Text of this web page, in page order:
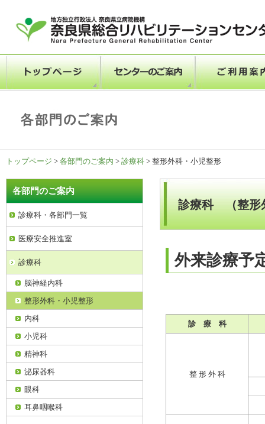
トップページ > 各部門のご案内 > 診療科 > 整形外科・小児整形
診療科 （整形
外来診療予
診 療 科
整 形 外 科
各部門のご案内
診療科・各部門一覧
医療安全推進室
診療科
脳神経内科
整形外科・小児整形
内科
小児科
精神科
泌尿器科
眼科
耳鼻咽喉科